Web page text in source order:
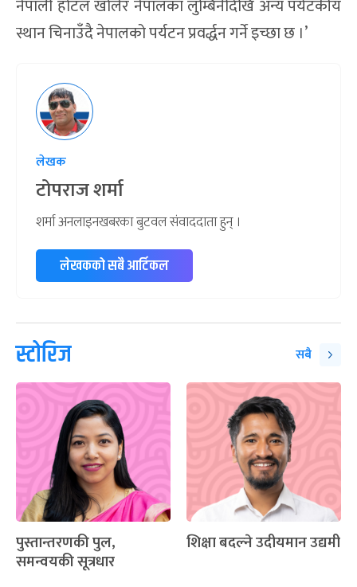
नेपाली होटल खोलेर नेपालका लुम्बिनीदेखि अन्य पर्यटकीय
स्थान चिनाउँदै नेपालको पर्यटन प्रवर्द्धन गर्ने इच्छा छ ।’
लेखक
टोपराज शर्मा
शर्मा अनलाइनखबरका बुटवल संवाददाता हुन् ।
लेखकको सबै आर्टिकल
स्टोरिज सबै
पुस्तान्तरणकी पुल,
समन्वयकी सूत्रधार
शिक्षा बदल्ने उदीयमान उद्यमी